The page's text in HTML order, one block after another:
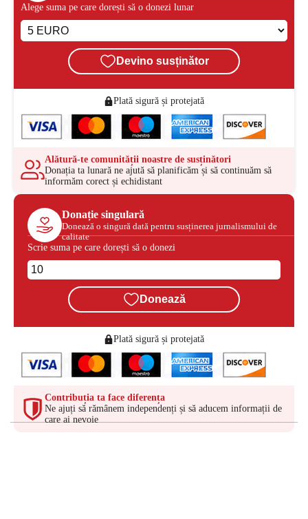
Alege suma pe care dorești să o donezi lunar
Devino susținător
Plată sigură și protejată
Alătură-te comunității noastre de susținători
Donația ta lunară ne ajută să planificăm și să continuăm să
informăm corect și echidistant
Donație singulară
Donează o singură dată pentru susținerea jurnalismului de
calitate
Scrie suma pe care dorești să o donezi
Donează
Plată sigură și protejată
Contribuția ta face diferența
Ne ajuți să rămânem independenți și să aducem informații de
care ai nevoie